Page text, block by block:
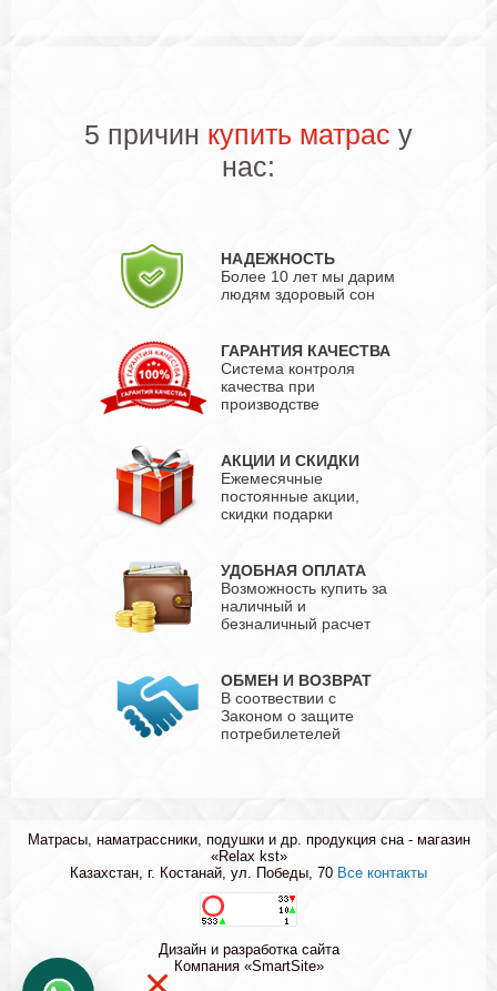
5 причин купить матрас у
нас:
НАДЕЖНОСТЬ
Более 10 лет мы дарим
людям здоровый сон
ГАРАНТИЯ КАЧЕСТВА
Система контроля
качества при
производстве
АКЦИИ И СКИДКИ
Ежемесячные
постоянные акции,
скидки подарки
УДОБНАЯ ОПЛАТА
Возможность купить за
наличный и
безналичный расчет
ОБМЕН И ВОЗВРАТ
В соотвествии с
Законом о защите
потребилетелей
Матрасы, наматрассники, подушки и др. продукция сна - магазин
«Relax kst»
Казахстан, г. Костанай, ул. Победы, 70 Все контакты
Дизайн и разработка сайта
Компания «SmartSite»